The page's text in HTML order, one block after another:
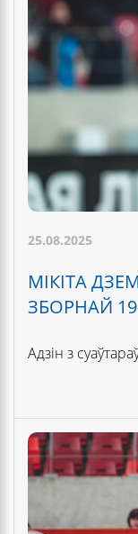
25.08.2025
МІКІТА
ЗБОРНАЙ
Адзін з